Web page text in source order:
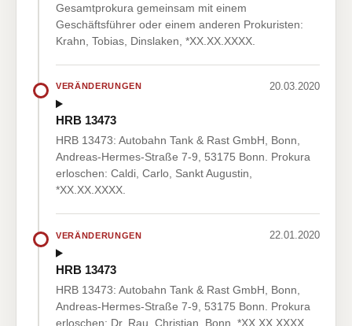
Gesamtprokura gemeinsam mit einem
Geschäftsführer oder einem anderen Prokuristen:
Krahn, Tobias, Dinslaken, *XX.XX.XXXX.
VERÄNDERUNGEN 20.03.2020
HRB 13473
HRB 13473: Autobahn Tank & Rast GmbH, Bonn,
Andreas-Hermes-Straße 7-9, 53175 Bonn. Prokura
erloschen: Caldi, Carlo, Sankt Augustin,
*XX.XX.XXXX.
VERÄNDERUNGEN 22.01.2020
HRB 13473
HRB 13473: Autobahn Tank & Rast GmbH, Bonn,
Andreas-Hermes-Straße 7-9, 53175 Bonn. Prokura
erloschen: Dr. Rau, Christian, Bonn, *XX.XX.XXXX.